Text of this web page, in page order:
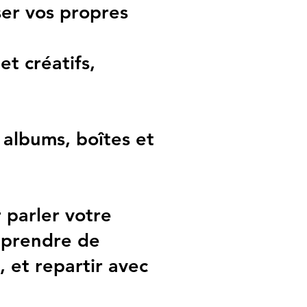
vos propres
créatifs,
boîtes et
parler votre
de
et repartir avec